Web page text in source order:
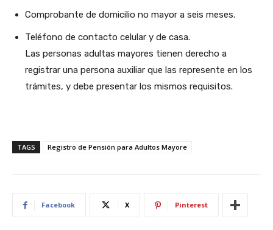
Comprobante de domicilio no mayor a seis meses.
Teléfono de contacto celular y de casa.
Las personas adultas mayores tienen derecho a
registrar una persona auxiliar que las represente en los
trámites, y debe presentar los mismos requisitos.
TAGS Registro de Pensión para Adultos Mayore
Facebook X Pinterest